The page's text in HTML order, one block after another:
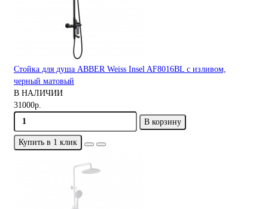
Стойка для душа ABBER Weiss Insel AF8016BL с изливом,
черный матовый
В НАЛИЧИИ
31000р.
В корзину
Купить в 1 клик